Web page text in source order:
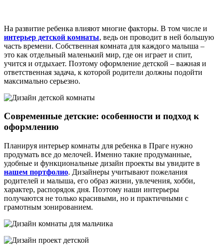
На развитие ребенка влияют многие факторы. В том числе и
интерьер детской комнаты, ведь он проводит в ней большую
часть времени. Собственная комната для каждого малыша –
это как отдельный маленький мир, где он играет и спит,
учится и отдыхает. Поэтому оформление детской – важная и
ответственная задача, к которой родители должны подойти
максимально серьезно.
Современные детские: особенности и подход к
оформлению
Планируя интерьер комнаты для ребенка в Праге нужно
продумать все до мелочей. Именно такие продуманные,
удобные и функциональные дизайн проекты вы увидите в
нашем портфолио. Дизайнеры учитывают пожелания
родителей и малыша, его образ жизни, увлечения, хобби,
характер, распорядок дня. Поэтому наши интерьеры
получаются не только красивыми, но и практичными с
грамотным зонированием.